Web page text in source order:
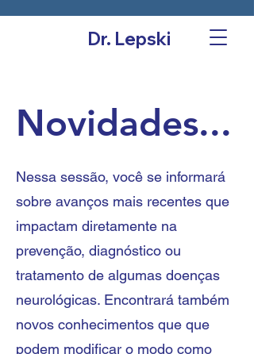
Dr. Lepski
Novidades...
Nessa sessão, você se informará
sobre avanços mais recentes que
impactam diretamente na
prevenção, diagnóstico ou
tratamento de algumas doenças
neurológicas. Encontrará também
novos conhecimentos que que
podem modificar o modo como